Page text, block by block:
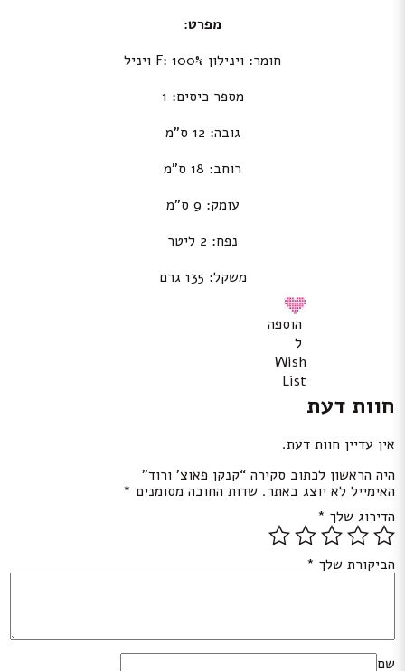
מפרט:
חומר: וינילון F: 100% ויניל
מספר כיסים: 1
גובה: 12 ס”מ
רוחב: 18 ס”מ
עומק: 9 ס”מ
נפח: 2 ליטר
משקל: 135 גרם
הוספה
ל
Wish
List
חוות דעת
אין עדיין חוות דעת.
היה הראשון לכתוב סקירה “קנקן פאוצ’ ורוד”
האימייל לא יוצג באתר. שדות החובה מסומנים *
הדירוג שלך *
הביקורת שלך *
שם